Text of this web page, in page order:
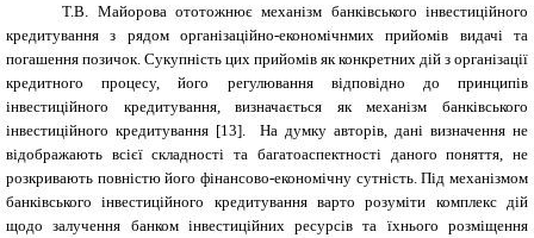
Т.В. Майорова ототожнює механізм банківського інвестиційного
кредитування з рядом організаційно-економічнмих прийомів видачі та
погашення позичок. Сукупність цих прийомів як конкретних дій з організації
кредитного процесу, його регулювання відповідно до принципів
інвестиційного кредитування, визначається як механізм банківського
інвестиційного кредитування [13]. На думку авторів, дані визначення не
відображають всієї складності та багатоаспектності даного поняття, не
розкривають повністю його фінансово-економічну сутність. Під механізмом
банківського інвестиційного кредитування варто розуміти комплекс дій
щодо залучення банком інвестиційних ресурсів та їхнього розміщення